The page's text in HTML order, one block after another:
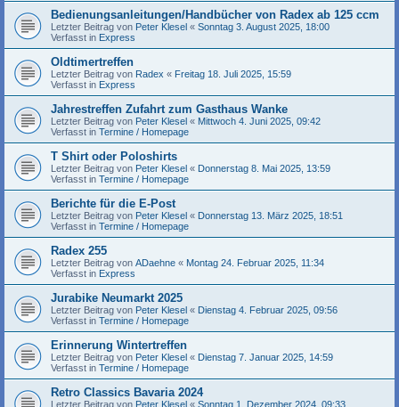
Bedienungsanleitungen/Handbücher von Radex ab 125 ccm
Letzter Beitrag von Peter Klesel « Sonntag 3. August 2025, 18:00
Verfasst in Express
Oldtimertreffen
Letzter Beitrag von Radex « Freitag 18. Juli 2025, 15:59
Verfasst in Express
Jahrestreffen Zufahrt zum Gasthaus Wanke
Letzter Beitrag von Peter Klesel « Mittwoch 4. Juni 2025, 09:42
Verfasst in Termine / Homepage
T Shirt oder Poloshirts
Letzter Beitrag von Peter Klesel « Donnerstag 8. Mai 2025, 13:59
Verfasst in Termine / Homepage
Berichte für die E-Post
Letzter Beitrag von Peter Klesel « Donnerstag 13. März 2025, 18:51
Verfasst in Termine / Homepage
Radex 255
Letzter Beitrag von ADaehne « Montag 24. Februar 2025, 11:34
Verfasst in Express
Jurabike Neumarkt 2025
Letzter Beitrag von Peter Klesel « Dienstag 4. Februar 2025, 09:56
Verfasst in Termine / Homepage
Erinnerung Wintertreffen
Letzter Beitrag von Peter Klesel « Dienstag 7. Januar 2025, 14:59
Verfasst in Termine / Homepage
Retro Classics Bavaria 2024
Letzter Beitrag von Peter Klesel « Sonntag 1. Dezember 2024, 09:33